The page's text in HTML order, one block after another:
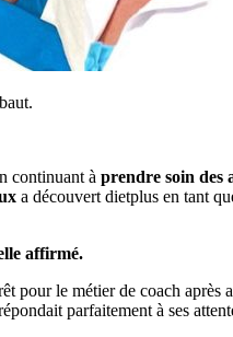
continuant à prendre soin des
a découvert dietplus en tant
affirmé.
pour le métier de coach après
parfaitement à ses